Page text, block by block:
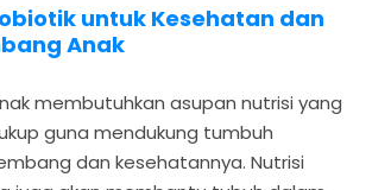
untuk Kesehatan dan
Anak
membutuhkan asupan nutrisi yang
guna mendukung tumbuh
dan kesehatannya. Nutrisi